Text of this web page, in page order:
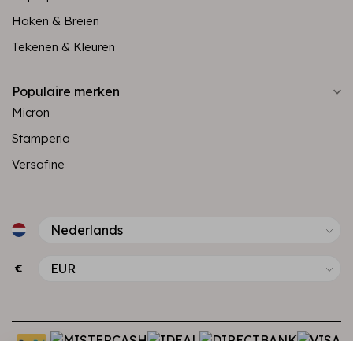
Haken & Breien
Tekenen & Kleuren
Populaire merken
Micron
Stamperia
Versafine
€